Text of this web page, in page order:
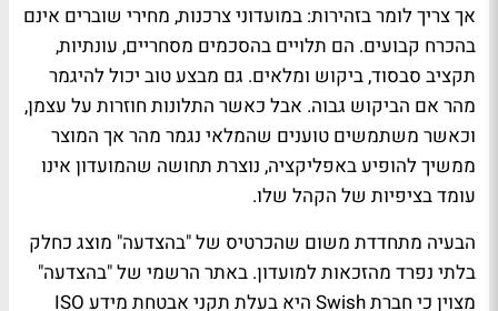
אך צריך לומר בזהירות: במועדוני צרכנות, מחירי שוברים אינם
בהכרח קבועים. הם תלויים בהסכמים מסחריים, עונתיות,
תקציב סבסוד, ביקוש ומלאים. גם מבצע טוב יכול להיגמר
מהר אם הביקוש גבוה. אבל כאשר התלונות חוזרות על עצמן,
וכאשר משתמשים טוענים שהמלאי נגמר מהר אך המוצר
ממשיך להופיע באפליקציה, נוצרת תחושה שהמועדון אינו
עומד בציפיות של הקהל שלו.
הבעיה מתחדדת משום שהכרטיס של "בהצדעה" מוצג כחלק
בלתי נפרד מהזכאות למועדון. באתר הרשמי של "בהצדעה"
מצוין כי חברת Swish היא בעלת תקני אבטחת מידע ISO